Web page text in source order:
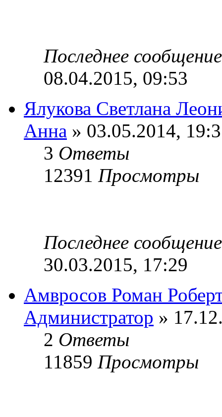
Последнее
08.04.2015, 09:53
Ялукова Светлана
Анна » 03.05.2014,
3 Ответы
12391 Просмотры
Последнее
30.03.2015, 17:29
Амвросов Роман
Администратор »
2 Ответы
11859 Просмотры